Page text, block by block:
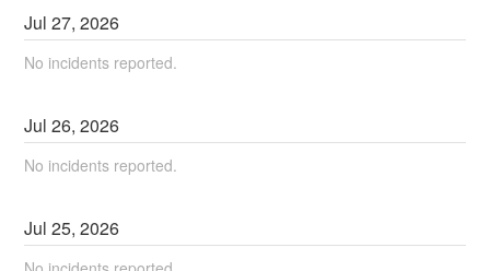
Jul27,2026
No incidents reported.
Jul26,2026
No incidents reported.
Jul25,2026